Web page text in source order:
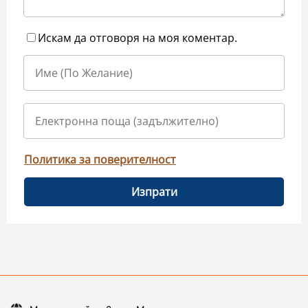
Искам да отговоря на моя коментар.
Политика за поверителност
Изпрати